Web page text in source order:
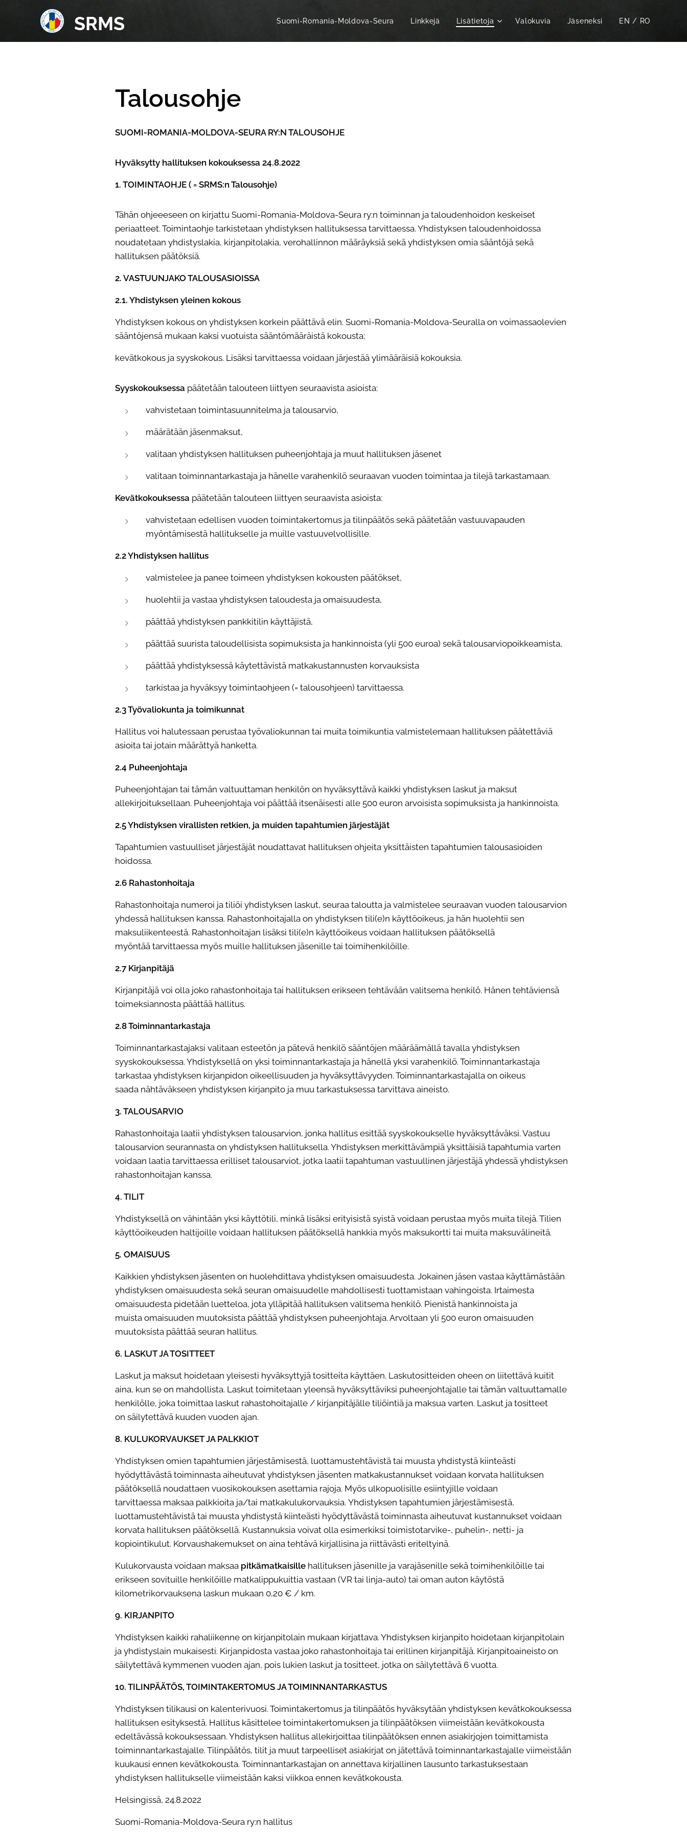
SRMS Suomi-Romania-Moldova-Seura Linkkejä Lisätietoja Valokuvia Jäseneksi EN / RO
Talousohje
SUOMI-ROMANIA-MOLDOVA-SEURA RY:N TALOUSOHJE
Hyväksytty hallituksen kokouksessa 24.8.2022
1. TOIMINTAOHJE ( = SRMS:n Talousohje)
Tähän ohjeeeseen on kirjattu Suomi-Romania-Moldova-Seura ry:n toiminnan ja taloudenhoidon keskeiset
periaatteet. Toimintaohje tarkistetaan yhdistyksen hallituksessa tarvittaessa. Yhdistyksen taloudenhoidossa
noudatetaan yhdistyslakia, kirjanpitolakia, verohallinnon määräyksiä sekä yhdistyksen omia sääntöjä sekä
hallituksen päätöksiä.
2. VASTUUNJAKO TALOUSASIOISSA
2.1. Yhdistyksen yleinen kokous
Yhdistyksen kokous on yhdistyksen korkein päättävä elin. Suomi-Romania-Moldova-Seuralla on voimassaolevien
sääntöjensä mukaan kaksi vuotuista sääntömääräistä kokousta;
kevätkokous ja syyskokous. Lisäksi tarvittaessa voidaan järjestää ylimääräisiä kokouksia.
Syyskokouksessa päätetään talouteen liittyen seuraavista asioista:
vahvistetaan toimintasuunnitelma ja talousarvio,
määrätään jäsenmaksut,
valitaan yhdistyksen hallituksen puheenjohtaja ja muut hallituksen jäsenet
valitaan toiminnantarkastaja ja hänelle varahenkilö seuraavan vuoden toimintaa ja tilejä tarkastamaan.
Kevätkokouksessa päätetään talouteen liittyen seuraavista asioista:
vahvistetaan edellisen vuoden toimintakertomus ja tilinpäätös sekä päätetään vastuuvapauden
myöntämisestä hallitukselle ja muille vastuuvelvollisille.
2.2 Yhdistyksen hallitus
valmistelee ja panee toimeen yhdistyksen kokousten päätökset,
huolehtii ja vastaa yhdistyksen taloudesta ja omaisuudesta,
päättää yhdistyksen pankkitilin käyttäjistä,
päättää suurista taloudellisista sopimuksista ja hankinnoista (yli 500 euroa) sekä talousarviopoikkeamista,
päättää yhdistyksessä käytettävistä matkakustannusten korvauksista
tarkistaa ja hyväksyy toimintaohjeen (= talousohjeen) tarvittaessa.
2.3 Työvaliokunta ja toimikunnat
Hallitus voi halutessaan perustaa työvaliokunnan tai muita toimikuntia valmistelemaan hallituksen päätettäviä
asioita tai jotain määrättyä hanketta.
2.4 Puheenjohtaja
Puheenjohtajan tai tämän valtuuttaman henkilön on hyväksyttävä kaikki yhdistyksen laskut ja maksut
allekirjoituksellaan. Puheenjohtaja voi päättää itsenäisesti alle 500 euron arvoisista sopimuksista ja hankinnoista.
2.5 Yhdistyksen virallisten retkien, ja muiden tapahtumien järjestäjät
Tapahtumien vastuulliset järjestäjät noudattavat hallituksen ohjeita yksittäisten tapahtumien talousasioiden
hoidossa.
2.6 Rahastonhoitaja
Rahastonhoitaja numeroi ja tiliöi yhdistyksen laskut, seuraa taloutta ja valmistelee seuraavan vuoden talousarvion
yhdessä hallituksen kanssa. Rahastonhoitajalla on yhdistyksen tili(e)n käyttöoikeus, ja hän huolehtii sen
maksuliikenteestä. Rahastonhoitajan lisäksi tili(e)n käyttöoikeus voidaan hallituksen päätöksellä
myöntää tarvittaessa myös muille hallituksen jäsenille tai toimihenkilöille.
2.7 Kirjanpitäjä
Kirjanpitäjä voi olla joko rahastonhoitaja tai hallituksen erikseen tehtävään valitsema henkilö. Hänen tehtäviensä
toimeksiannosta päättää hallitus.
2.8 Toiminnantarkastaja
Toiminnantarkastajaksi valitaan esteetön ja pätevä henkilö sääntöjen määräämällä tavalla yhdistyksen
syyskokouksessa. Yhdistyksellä on yksi toiminnantarkastaja ja hänellä yksi varahenkilö. Toiminnantarkastaja
tarkastaa yhdistyksen kirjanpidon oikeellisuuden ja hyväksyttävyyden. Toiminnantarkastajalla on oikeus
saada nähtäväkseen yhdistyksen kirjanpito ja muu tarkastuksessa tarvittava aineisto.
3. TALOUSARVIO
Rahastonhoitaja laatii yhdistyksen talousarvion, jonka hallitus esittää syyskokoukselle hyväksyttäväksi. Vastuu
talousarvion seurannasta on yhdistyksen hallituksella. Yhdistyksen merkittävämpiä yksittäisiä tapahtumia varten
voidaan laatia tarvittaessa erilliset talousarviot, jotka laatii tapahtuman vastuullinen järjestäjä yhdessä yhdistyksen
rahastonhoitajan kanssa.
4. TILIT
Yhdistyksellä on vähintään yksi käyttötili, minkä lisäksi erityisistä syistä voidaan perustaa myös muita tilejä. Tilien
käyttöoikeuden haltijoille voidaan hallituksen päätöksellä hankkia myös maksukortti tai muita maksuvälineitä.
5. OMAISUUS
Kaikkien yhdistyksen jäsenten on huolehdittava yhdistyksen omaisuudesta. Jokainen jäsen vastaa käyttämästään
yhdistyksen omaisuudesta sekä seuran omaisuudelle mahdollisesti tuottamistaan vahingoista. Irtaimesta
omaisuudesta pidetään luetteloa, jota ylläpitää hallituksen valitsema henkilö. Pienistä hankinnoista ja
muista omaisuuden muutoksista päättää yhdistyksen puheenjohtaja. Arvoltaan yli 500 euron omaisuuden
muutoksista päättää seuran hallitus.
6. LASKUT JA TOSITTEET
Laskut ja maksut hoidetaan yleisesti hyväksyttyjä tositteita käyttäen. Laskutositteiden oheen on liitettävä kuitit
aina, kun se on mahdollista. Laskut toimitetaan yleensä hyväksyttäviksi puheenjohtajalle tai tämän valtuuttamalle
henkilölle, joka toimittaa laskut rahastohoitajalle / kirjanpitäjälle tiliöintiä ja maksua varten. Laskut ja tositteet
on säilytettävä kuuden vuoden ajan.
8. KULUKORVAUKSET JA PALKKIOT
Yhdistyksen omien tapahtumien järjestämisestä, luottamustehtävistä tai muusta yhdistystä kiinteästi
hyödyttävästä toiminnasta aiheutuvat yhdistyksen jäsenten matkakustannukset voidaan korvata hallituksen
päätöksellä noudattaen vuosikokouksen asettamia rajoja. Myös ulkopuolisille esiintyjille voidaan
tarvittaessa maksaa palkkioita ja/tai matkakulukorvauksia. Yhdistyksen tapahtumien järjestämisestä,
luottamustehtävistä tai muusta yhdistystä kiinteästi hyödyttävästä toiminnasta aiheutuvat kustannukset voidaan
korvata hallituksen päätöksellä. Kustannuksia voivat olla esimerkiksi toimistotarvike-, puhelin-, netti- ja
kopiointikulut. Korvaushakemukset on aina tehtävä kirjallisina ja riittävästi eriteltyinä.
Kulukorvausta voidaan maksaa pitkämatkaisillehallituksen jäsenille ja varajäsenille sekä toimihenkilöille tai
erikseen sovituille henkilöille matkalippukuittia vastaan (VR tai linja-auto) tai oman auton käytöstä
kilometrikorvauksena laskun mukaan 0,20 € / km.
9. KIRJANPITO
Yhdistyksen kaikki rahaliikenne on kirjanpitolain mukaan kirjattava. Yhdistyksen kirjanpito hoidetaan kirjanpitolain
ja yhdistyslain mukaisesti. Kirjanpidosta vastaa joko rahastonhoitaja tai erillinen kirjanpitäjä. Kirjanpitoaineisto on
säilytettävä kymmenen vuoden ajan, pois lukien laskut ja tositteet, jotka on säilytettävä 6 vuotta.
10. TILINPÄÄTÖS, TOIMINTAKERTOMUS JA TOIMINNANTARKASTUS
Yhdistyksen tilikausi on kalenterivuosi. Toimintakertomus ja tilinpäätös hyväksytään yhdistyksen kevätkokouksessa
hallituksen esityksestä. Hallitus käsittelee toimintakertomuksen ja tilinpäätöksen viimeistään kevätkokousta
edeltävässä kokouksessaan. Yhdistyksen hallitus allekirjoittaa tilinpäätöksen ennen asiakirjojen toimittamista
toiminnantarkastajalle. Tilinpäätös, tilit ja muut tarpeelliset asiakirjat on jätettävä toiminnantarkastajalle viimeistään
kuukausi ennen kevätkokousta. Toiminnantarkastajan on annettava kirjallinen lausunto tarkastuksestaan
yhdistyksen hallitukselle viimeistään kaksi viikkoa ennen kevätkokousta.
Helsingissä, 24.8.2022
Suomi-Romania-Moldova-Seura ry:n hallitus